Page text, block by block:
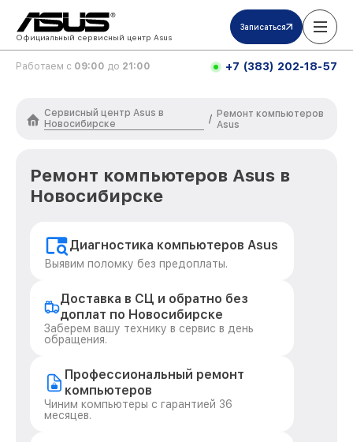
Официальный сервисный центр Asus
Записаться
Работаем с 09:00 до 21:00 +7 (383) 202-18-57
Сервисный центр Asus в
Новосибирске
/ Ремонт компьютеров
Asus
Ремонт компьютеров Asus в
Новосибирске
Диагностика компьютеров Asus
Выявим поломку без предоплаты.
Доставка в СЦ и обратно без
доплат по Новосибирске
Заберем вашу технику в сервис в день
обращения.
Профессиональный ремонт
компьютеров
Чиним компьютеры с гарантией 36
месяцев.